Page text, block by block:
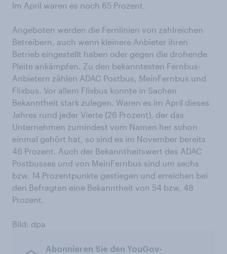
Im April waren es noch 65 Prozent.
Angeboten werden die Fernlinien von zahlreichen
Betreibern, auch wenn kleinere Anbieter ihren
Betrieb eingestellt haben oder gegen die drohende
Pleite ankämpfen. Zu den bekanntesten Fernbus-
Anbietern zählen ADAC Postbus, MeinFernbus und
Flixbus. Vor allem Flixbus konnte in Sachen
Bekanntheit stark zulegen. Waren es im April dieses
Jahres rund jeder Vierte (26 Prozent), der das
Unternehmen zumindest vom Namen her schon
einmal gehört hat, so sind es im November bereits
46 Prozent. Auch der Bekanntheitswert des ADAC
Postbusses und von MeinFernbus sind um sechs
bzw. 14 Prozentpunkte gestiegen und erreichen bei
den Befragten eine Bekanntheit von 54 bzw. 48
Prozent.
Bild: dpa
Abonnieren Sie den YouGov-